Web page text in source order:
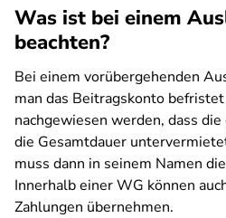
Was ist bei einem
beachten?
Bei einem vorübergehenden
man das Beitragskonto
nachgewiesen werden, dass
die Gesamtdauer
muss dann in seinem Namen
Innerhalb einer WG können
Zahlungen übernehmen.